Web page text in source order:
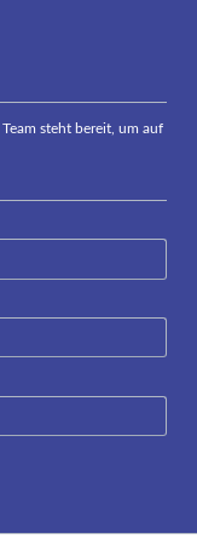
steht bereit, um auf